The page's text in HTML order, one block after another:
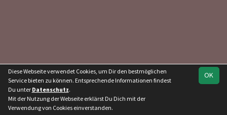
OK
Diese Webseite verwendet Cookies, um Dir den bestmöglichen
Service bieten zu können. Entsprechende Informationen findest
Du unter Datenschutz.
Mit der Nutzung der Webseite erklärst Du Dich mit der
Verwendung von Cookies einverstanden.